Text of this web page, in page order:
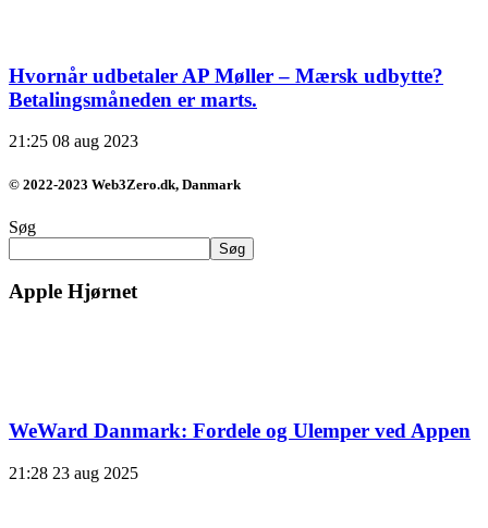
Hvornår udbetaler AP Møller – Mærsk udbytte?
Betalingsmåneden er marts.
21:25 08 aug 2023
© 2022-2023 Web3Zero.dk, Danmark
Søg
Søg
Apple Hjørnet
WeWard Danmark: Fordele og Ulemper ved Appen
21:28 23 aug 2025